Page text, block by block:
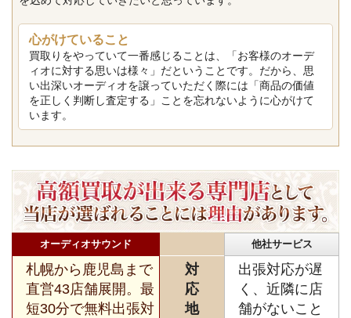
心がけていること
買取りをやっていて一番感じることは、「お客様のオーデ
ィオに対する思いは様々」だということです。だから、思
い出深いオーディオを譲っていただく際には「商品の価値
を正しく判断し査定する」ことを忘れないように心がけて
います。
オーディオサウンド 他社サービス
札幌から鹿児島まで
直営43店舗展開。最
短30分で無料出張対
対
応
地
出張対応が遅
く、近隣に店
舗がないこと